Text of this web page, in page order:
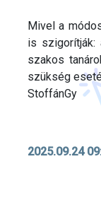
Mivel a
is szigorítják:
szakos
szükség
StoffánGy
2025.09.24